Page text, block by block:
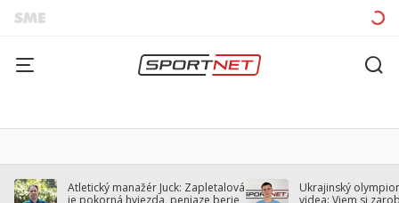
Atletický manažér Juck: Zapletalová
je pokorná hviezda, peniaze berie
Ukrajinský
videa: Viem si